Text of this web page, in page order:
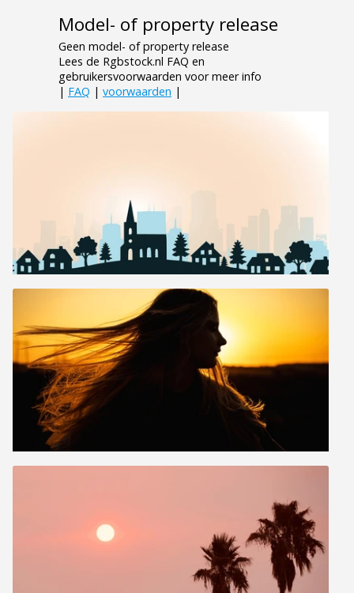
Model- of property release
Geen model- of property release
Lees de Rgbstock.nl FAQ en
gebruikersvoorwaarden voor meer info
| FAQ | voorwaarden |